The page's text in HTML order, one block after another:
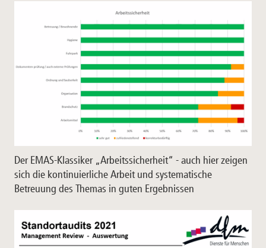
Der EMAS-Klassiker „Arbeitssicherheit“ - auch hier zeigen
sich die kontinuierliche Arbeit und systematische
Betreuung des Themas in guten Ergebnissen